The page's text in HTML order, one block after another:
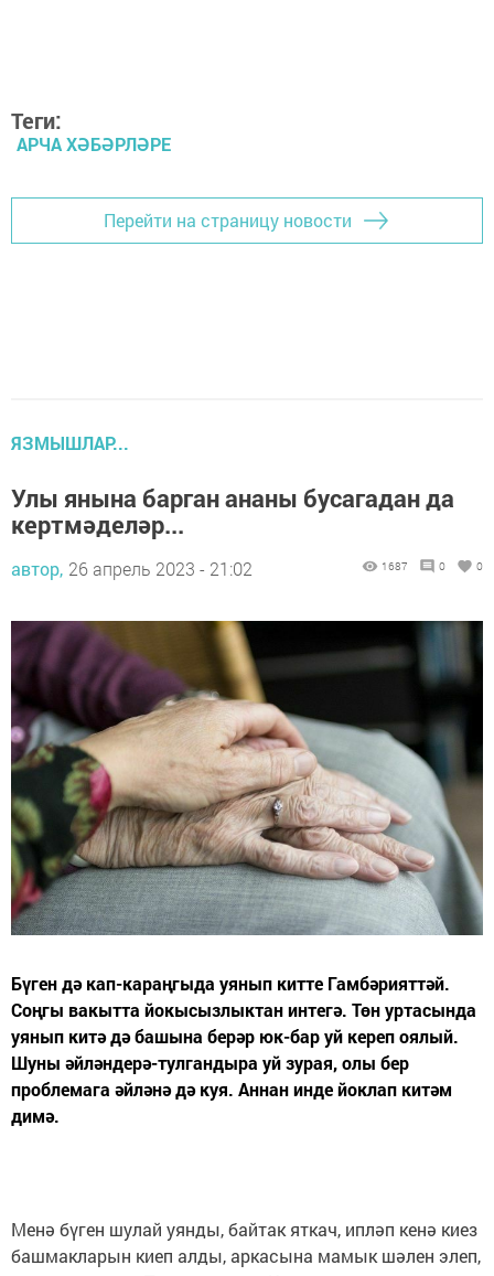
Теги:
АРЧА ХӘБӘРЛӘРЕ
Перейти на страницу новости
ЯЗМЫШЛАР...
Улы янына барган ананы бусагадан да
кертмәделәр...
автор, 26 апрель 2023 - 21:02 1687 0 0
Бүген дә кап-караңгыда уянып китте Гамбәрияттәй.
Соңгы вакытта йокысызлыктан интегә. Төн уртасында
уянып китә дә башына берәр юк-бар уй кереп оялый.
Шуны әйләндерә-тулгандыра уй зурая, олы бер
проблемага әйләнә дә куя. Аннан инде йоклап китәм
димә.
Менә бүген шулай уянды, байтак яткач, ипләп кенә киез
башмакларын киеп алды, аркасына мамык шәлен элеп,